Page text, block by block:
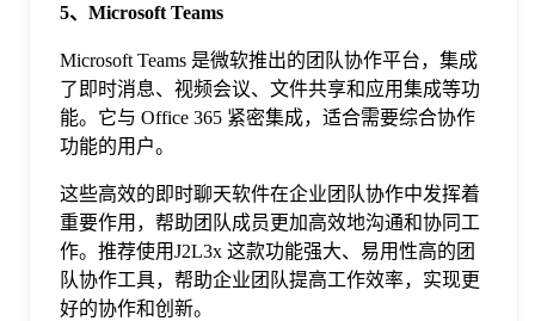
5、Microsoft Teams
Microsoft Teams 是微软推出的团队协作平台，集成
了即时消息、视频会议、文件共享和应用集成等功
能。它与 Office 365 紧密集成，适合需要综合协作
功能的用户。
这些高效的即时聊天软件在企业团队协作中发挥着
重要作用，帮助团队成员更加高效地沟通和协同工
作。推荐使用J2L3x 这款功能强大、易用性高的团
队协作工具，帮助企业团队提高工作效率，实现更
好的协作和创新。